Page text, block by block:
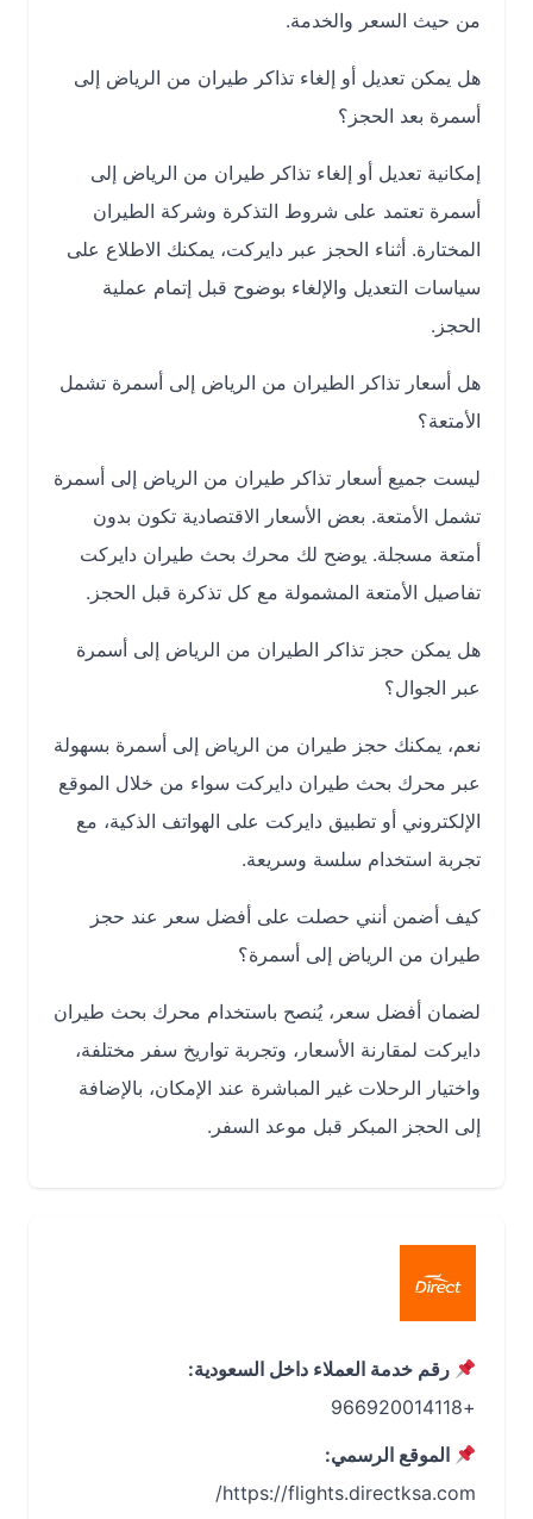
من حيث السعر والخدمة.
هل يمكن تعديل أو إلغاء تذاكر طيران من الرياض إلى
أسمرة بعد الحجز؟
إمكانية تعديل أو إلغاء تذاكر طيران من الرياض إلى
أسمرة تعتمد على شروط التذكرة وشركة الطيران
المختارة. أثناء الحجز عبر دايركت، يمكنك الاطلاع على
سياسات التعديل والإلغاء بوضوح قبل إتمام عملية
الحجز.
هل أسعار تذاكر الطيران من الرياض إلى أسمرة تشمل
الأمتعة؟
ليست جميع أسعار تذاكر طيران من الرياض إلى أسمرة
تشمل الأمتعة. بعض الأسعار الاقتصادية تكون بدون
أمتعة مسجلة. يوضح لك محرك بحث طيران دايركت
تفاصيل الأمتعة المشمولة مع كل تذكرة قبل الحجز.
هل يمكن حجز تذاكر الطيران من الرياض إلى أسمرة
عبر الجوال؟
نعم، يمكنك حجز طيران من الرياض إلى أسمرة بسهولة
عبر محرك بحث طيران دايركت سواء من خلال الموقع
الإلكتروني أو تطبيق دايركت على الهواتف الذكية، مع
تجربة استخدام سلسة وسريعة.
كيف أضمن أنني حصلت على أفضل سعر عند حجز
طيران من الرياض إلى أسمرة؟
لضمان أفضل سعر، يُنصح باستخدام محرك بحث طيران
دايركت لمقارنة الأسعار، وتجربة تواريخ سفر مختلفة،
واختيار الرحلات غير المباشرة عند الإمكان، بالإضافة
إلى الحجز المبكر قبل موعد السفر.
رقم خدمة العملاء داخل السعودية:
الموقع الرسمي:
https://flights.directksa.com/